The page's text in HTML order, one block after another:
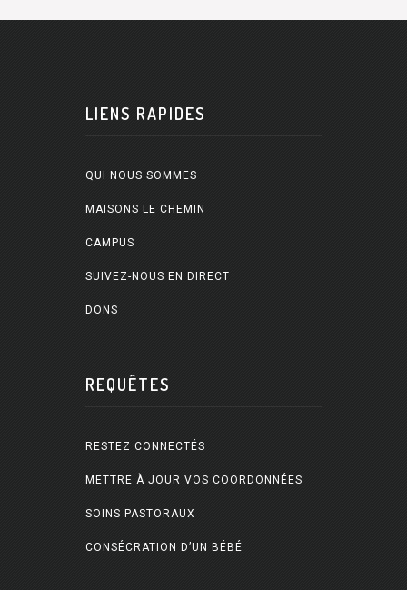
LIENS RAPIDES
QUI NOUS SOMMES
MAISONS LE CHEMIN
CAMPUS
SUIVEZ-NOUS EN DIRECT
DONS
REQUÊTES
RESTEZ CONNECTÉS
METTRE À JOUR VOS COORDONNÉES
SOINS PASTORAUX
CONSÉCRATION D’UN BÉBÉ